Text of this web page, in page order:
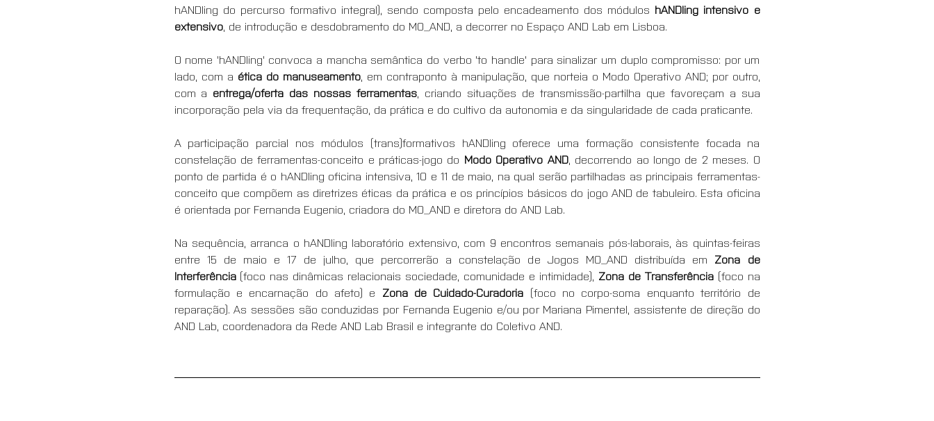
hANDling do percurso formativo integral), sendo composta pelo encadeamento dos módulos hANDling intensivo e
extensivo, de introdução e desdobramento do MO_AND, a decorrer no Espaço AND Lab em Lisboa.
O nome 'hANDling' convoca a mancha semântica do verbo 'to handle' para sinalizar um duplo compromisso: por um
lado, com a ética do manuseamento, em contraponto à manipulação, que norteia o Modo Operativo AND; por outro,
com a entrega/oferta das nossas ferramentas, criando situações de transmissão-partilha que favoreçam a sua
incorporação pela via da frequentação, da prática e do cultivo da autonomia e da singularidade de cada praticante.
A participação parcial nos módulos (trans)formativos hANDling oferece uma formação consistente focada na
constelação de ferramentas-conceito e práticas-jogo do Modo Operativo AND, decorrendo ao longo de 2 meses. O
ponto de partida é o hANDling oficina intensiva, 10 e 11 de maio, na qual serão partilhadas as principais ferramentas-
conceito que compõem as diretrizes éticas da prática e os princípios básicos do jogo AND de tabuleiro. Esta oficina
é orientada por Fernanda Eugenio, criadora do MO_AND e diretora do AND Lab.
Na sequência, arranca o hANDling laboratório extensivo, com 9 encontros semanais pós-laborais, às quintas-feiras
entre 15 de maio e 17 de julho, que percorrerão a constelação de Jogos MO_AND distribuída em Zona de
Interferência (foco nas dinâmicas relacionais sociedade, comunidade e intimidade), Zona de Transferência (foco na
formulação e encarnação do afeto) e Zona de Cuidado-Curadoria (foco no corpo-soma enquanto território de
reparação). As sessões são conduzidas por Fernanda Eugenio e/ou por Mariana Pimentel, assistente de direção do
AND Lab, coordenadora da Rede AND Lab Brasil e integrante do Coletivo AND.